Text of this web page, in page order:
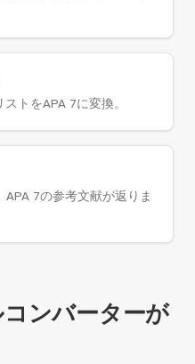
トをAPA 7に変換。
7の参考文献が返りま
ンバーターが